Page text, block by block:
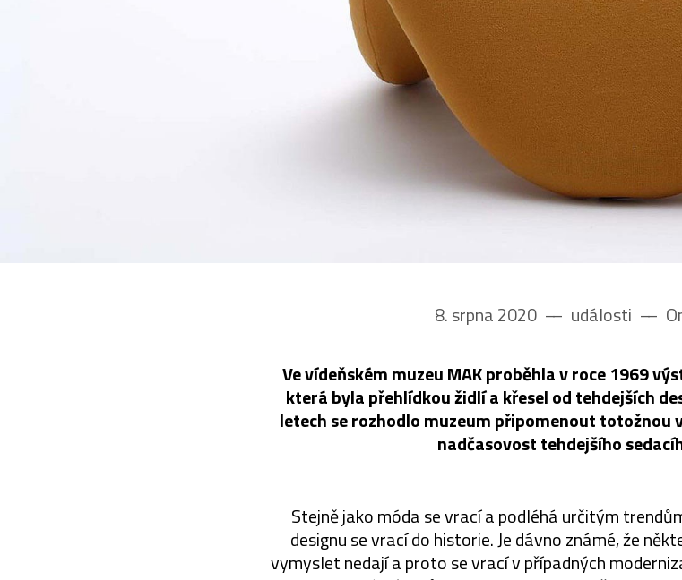
8. srpna 2020 –– události ––
Ve vídeňském muzeu MAK proběhla v roce 1969
která byla přehlídkou židlí a křesel od tehdejších
letech se rozhodlo muzeum připomenout totožnou
nadčasovost tehdejšího
Stejně jako móda se vrací a podléhá určitým
designu se vrací do historie. Je dávno známé, že
vymyslet nedají a proto se vrací v případných